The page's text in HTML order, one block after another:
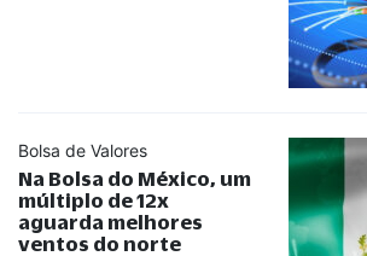
Bolsa de Valores
Na Bolsa do México, um
múltiplo de 12x
aguarda melhores
ventos do norte